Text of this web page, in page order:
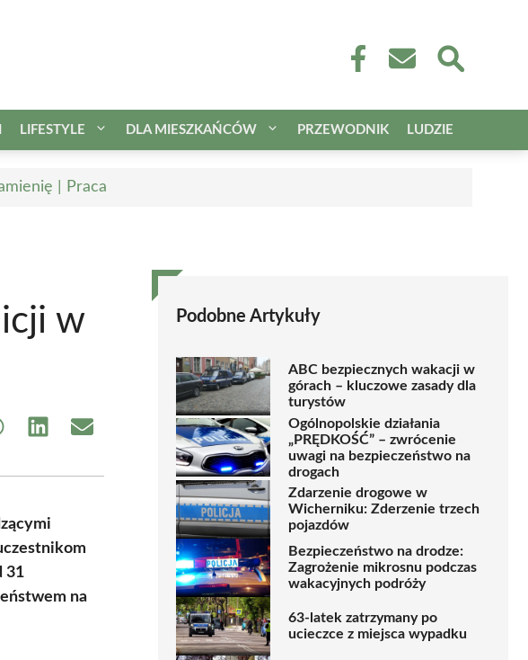
LIFESTYLE DLA MIESZKAŃCÓW PRZEWODNIK LUDZIE
| Praca
w
Share Share
31
na
Podobne Artykuły
ABC bezpiecznych wakacji w
górach – kluczowe zasady dla
turystów
Ogólnopolskie działania
„PRĘDKOŚĆ” – zwrócenie
uwagi na bezpieczeństwo na
drogach
Zdarzenie drogowe w
Wicherniku: Zderzenie trzech
pojazdów
Bezpieczeństwo na drodze:
Zagrożenie mikrosnu podczas
wakacyjnych podróży
63-latek zatrzymany po
ucieczce z miejsca wypadku